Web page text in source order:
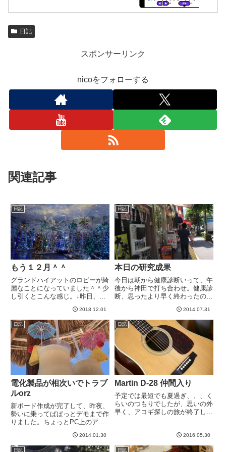
日記
スポンサーリンク
nicoをフォローする
関連記事
日記
もう１２月＾＾
グランドハイアットのロビーが綺
麗なことになっていました＾＾少
し引くとこんな感じ。↓昨日、フ
てきたお酒。これは日本酒をベー
スにしたシャンパンのような醸造
酒、、とかそんな感じの説明だっ
たけど忘れたw味は日本酒なん
で...
2018.12.01
日記
本日の研究成果
今日は朝から健康診断いって、午
後から神田で打ち合わせ。健康診
断、思ったより早く終わったの
＾オチャノミズ久しぶりだなあ。
某所のモダンイーグル。写真はイ
メージで実機ではないです。塗装
がピカピカではなく、つや消しで
し...
2014.07.31
日記
電化製品が相次いでトラブ
ルorz
新ボード作成が完了して、昨夜、
勢いに乗ってぱぱっとデモまで作
りました。ちょっとPC上のアプ
には再起動するか、、、と気まぐ
れにiMacを再起動したら、、、
2014.01.30
日記
Martin D-28 仲間入り
予定では最短でも夏過ぎ、、、く
らいのつもりでしたが、思いの外
早く、アコギ探しの旅が終了しま
コギの場合、、、これがGさんの
ギターか、それとも私のか、、こ
2016.05.30
日記 日記